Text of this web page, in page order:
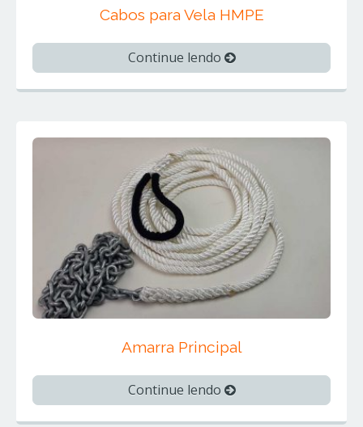
Cabos para Vela HMPE
Continue lendo
Amarra Principal
Continue lendo